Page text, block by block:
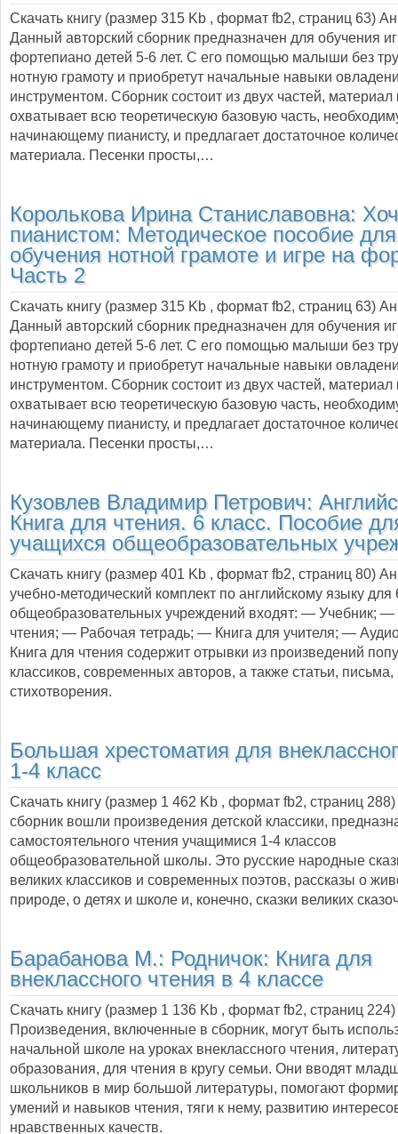
Скачать книгу (размер 315 Kb , формат fb2, страниц 63)
Данный авторский сборник предназначен для обучения
фортепиано детей 5-6 лет. С его помощью малыши без
нотную грамоту и приобретут начальные навыки
инструментом. Сборник состоит из двух частей, материал
охватывает всю теоретическую базовую часть,
начинающему пианисту, и предлагает достаточное
материала. Песенки просты,…
Королькова Ирина Станиславовна:
пианистом: Методическое пособие для
обучения нотной грамоте и игре на
Часть 2
Скачать книгу (размер 315 Kb , формат fb2, страниц 63)
Данный авторский сборник предназначен для обучения
фортепиано детей 5-6 лет. С его помощью малыши без
нотную грамоту и приобретут начальные навыки
инструментом. Сборник состоит из двух частей, материал
охватывает всю теоретическую базовую часть,
начинающему пианисту, и предлагает достаточное
материала. Песенки просты,…
Кузовлев Владимир Петрович:
Книга для чтения. 6 класс. Пособие
учащихся общеобразовательных
Скачать книгу (размер 401 Kb , формат fb2, страниц 80)
учебно-методический комплект по английскому языку для
общеобразовательных учреждений входят: — Учебник; —
чтения; — Рабочая тетрадь; — Книга для учителя; —
Книга для чтения содержит отрывки из произведений
классиков, современных авторов, а также статьи, письма,
стихотворения.
Большая хрестоматия для
1-4 класс
Скачать книгу (размер 1 462 Kb , формат fb2, страниц 288
сборник вошли произведения детской классики,
самостоятельного чтения учащимися 1-4 классов
общеобразовательной школы. Это русские народные
великих классиков и современных поэтов, рассказы о
природе, о детях и школе и, конечно, сказки великих
Барабанова М.: Родничок: Книга для
внеклассного чтения в 4 классе
Скачать книгу (размер 1 136 Kb , формат fb2, страниц 224
Произведения, включенные в сборник, могут быть
начальной школе на уроках внеклассного чтения,
образования, для чтения в кругу семьи. Они вводят
школьников в мир большой литературы, помогают
умений и навыков чтения, тяги к нему, развитию
нравственных качеств.